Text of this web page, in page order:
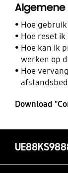
Hoe
Hoe reset
Hoe kan ik
werken op
Hoe
Download